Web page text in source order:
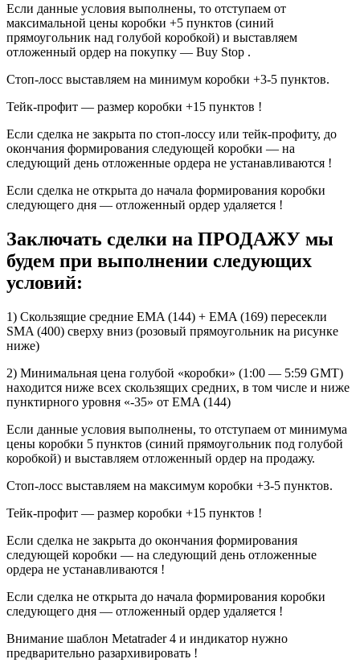
Если данные условия выполнены, то отступаем от
максимальной цены коробки +5 пунктов (синий
прямоугольник над голубой коробкой) и выставляем
отложенный ордер на покупку — Buy Stop .
Стоп-лосс выставляем на минимум коробки +3-5 пунктов.
Тейк-профит — размер коробки +15 пунктов !
Если сделка не закрыта по стоп-лоссу или тейк-профиту, до
окончания формирования следующей коробки — на
следующий день отложенные ордера не устанавливаются !
Если сделка не открыта до начала формирования коробки
следующего дня — отложенный ордер удаляется !
Заключать сделки на ПРОДАЖУ мы
будем при выполнении следующих
условий:
1) Скользящие средние EMA (144) + EMA (169) пересекли
SMA (400) сверху вниз (розовый прямоугольник на рисунке
ниже)
2) Минимальная цена голубой «коробки» (1:00 — 5:59 GMT)
находится ниже всех скользящих средних, в том числе и ниже
пунктирного уровня «-35» от EMA (144)
Если данные условия выполнены, то отступаем от минимума
цены коробки 5 пунктов (синий прямоугольник под голубой
коробкой) и выставляем отложенный ордер на продажу.
Стоп-лосс выставляем на максимум коробки +3-5 пунктов.
Тейк-профит — размер коробки +15 пунктов !
Если сделка не закрыта до окончания формирования
следующей коробки — на следующий день отложенные
ордера не устанавливаются !
Если сделка не открыта до начала формирования коробки
следующего дня — отложенный ордер удаляется !
Внимание шаблон Metatrader 4 и индикатор нужно
предварительно разархивировать !